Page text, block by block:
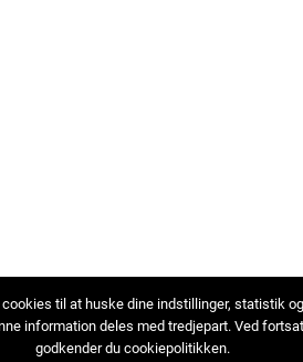
til at huske dine indstillinger, statistik
information deles med tredjepart. Ved
godkender du cookiepolitikken.